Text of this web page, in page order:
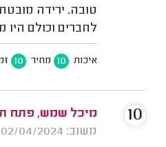
טובה. ירידה
לחברים וכולם היו
איכות 10 מחיר 10
מיכל שמש, פתח
משוב: 02/04/2024
10